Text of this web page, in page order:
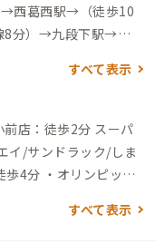
西葛西駅→（徒歩10
8分）→九段下駅→
徒歩6分）→到着 ▼羽
駅→（徒歩20分）→
から →（電車3分）→
駅→（徒歩10分）→到
でアクセス
すべて表示
徒歩2分 スーパ
イ/サンドラック/しま
4分 ・オリンピッ
すべて表示